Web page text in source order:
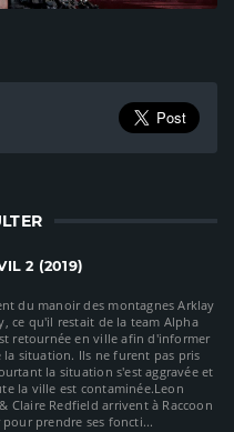
2 (2019)
du manoir des montagnes Arklay
ce qu'il restait de la team Alpha
retournée en ville afin d'informer
la situation. Ils ne furent pas pris
la situation s'est aggravée et
la ville est contaminée.Leon
Claire Redfield arrivent à Raccoon
prendre ses foncti...